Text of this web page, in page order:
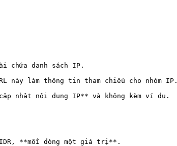
chứa danh sách IP.
này làm thông tin tham chiếu cho nhóm IP.
nhật nội dung IP** và không kèm ví dụ.
**mỗi dòng một giá trị**.